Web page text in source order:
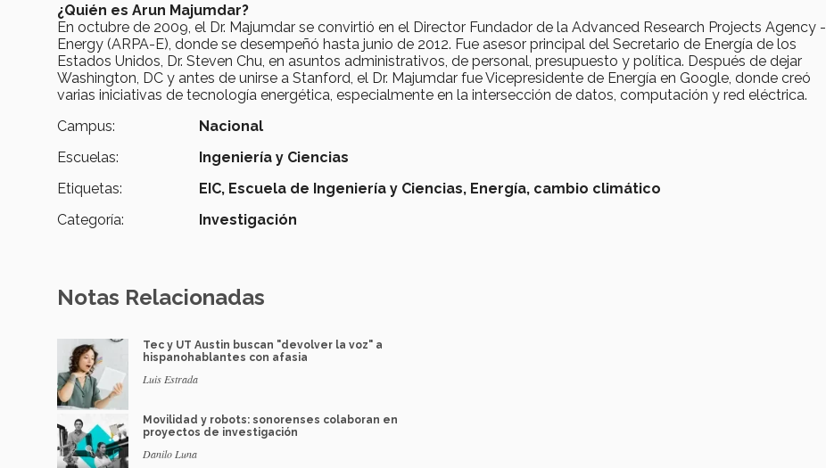
¿Quién es Arun Majumdar?
En octubre de 2009, el Dr. Majumdar se convirtió en el Director Fundador de la Advanced Research Projects Agency -
Energy (ARPA-E), donde se desempeñó hasta junio de 2012. Fue asesor principal del Secretario de Energía de los
Estados Unidos, Dr. Steven Chu, en asuntos administrativos, de personal, presupuesto y política. Después de dejar
Washington, DC y antes de unirse a Stanford, el Dr. Majumdar fue Vicepresidente de Energía en Google, donde creó
varias iniciativas de tecnología energética, especialmente en la intersección de datos, computación y red eléctrica.
Campus:
Nacional
Escuelas:
Ingeniería y Ciencias
Etiquetas:
EIC, Escuela de Ingeniería y Ciencias, Energía, cambio climático
Categoría:
Investigación
Notas Relacionadas
Tec y UT Austin buscan "devolver la voz" a
hispanohablantes con afasia
Luis Estrada
Movilidad y robots: sonorenses colaboran en
proyectos de investigación
Danilo Luna